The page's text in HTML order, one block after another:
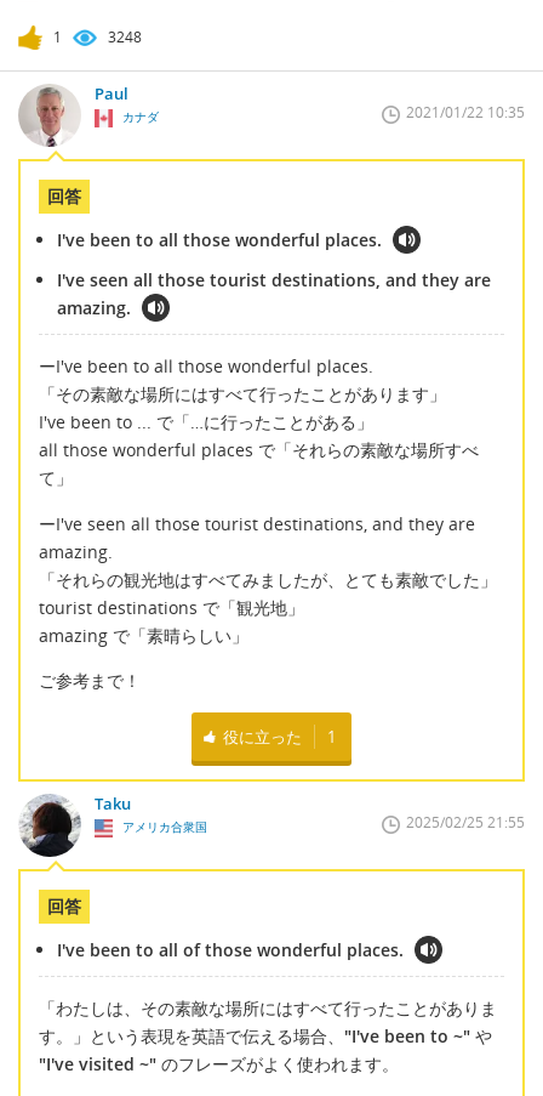
1 3248
Paul
カナダ 2021/01/22 10:35
回答
I've been to all those wonderful places.
I've seen all those tourist destinations, and they are
amazing.
ーI've been to all those wonderful places.
「その素敵な場所にはすべて行ったことがあります」
I've been to ... で「…に行ったことがある」
all those wonderful places で「それらの素敵な場所すべ
て」
ーI've seen all those tourist destinations, and they are
amazing.
「それらの観光地はすべてみましたが、とても素敵でした」
tourist destinations で「観光地」
amazing で「素晴らしい」
ご参考まで！
役に立った 1
Taku
アメリカ合衆国 2025/02/25 21:55
回答
I've been to all of those wonderful places.
「わたしは、その素敵な場所にはすべて行ったことがありま
す。」という表現を英語で伝える場合、 "I've been to ~" や
"I've visited ~" のフレーズがよく使われます。